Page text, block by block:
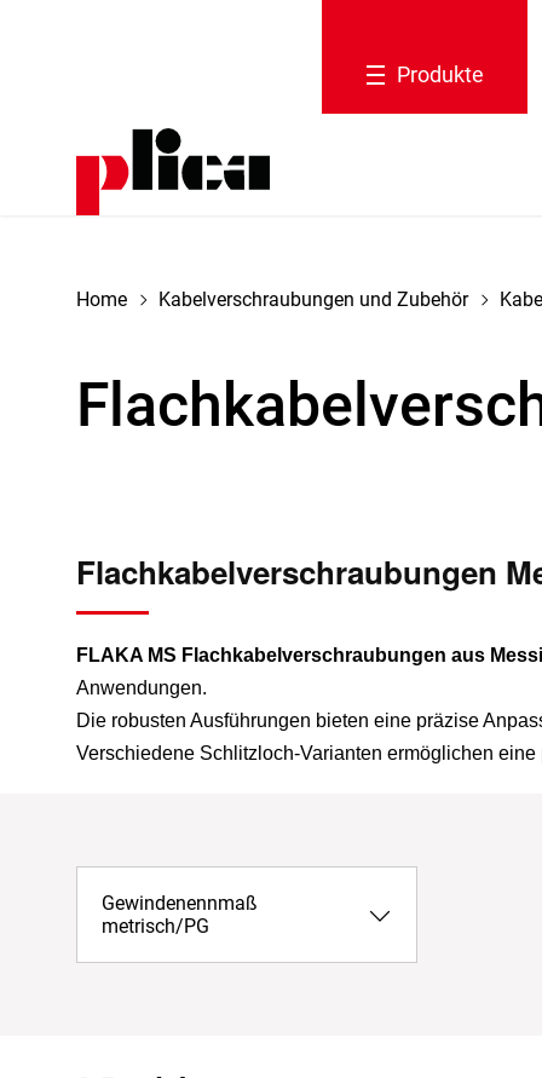
Produkte
Home Kabelverschraubungen und Zubehör
Flachkabelverschraubungen
FLAKA MS Flachkabelverschraubungen aus
Anwendungen.
Die robusten Ausführungen bieten eine präzise
Verschiedene Schlitzloch-Varianten ermöglichen
Gewindenennmaß
metrisch/PG